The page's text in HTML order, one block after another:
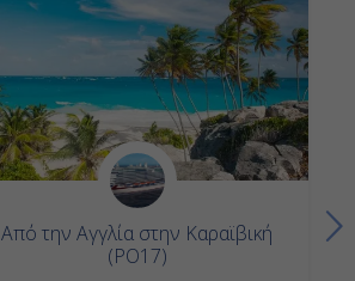
Από την Αγγλία στην Καραϊβική
(PO17)